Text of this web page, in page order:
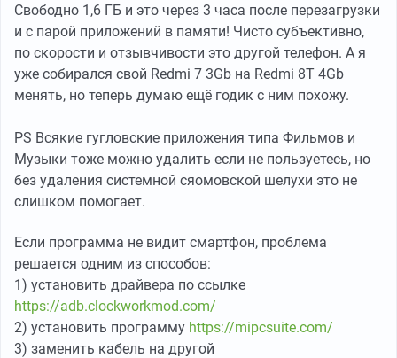
Свободно 1,6 ГБ и это через 3 часа после перезагрузки
и с парой приложений в памяти! Чисто субъективно,
по скорости и отзывчивости это другой телефон. А я
уже собирался свой Redmi 7 3Gb на Redmi 8T 4Gb
менять, но теперь думаю ещё годик с ним похожу.
PS Всякие гугловские приложения типа Фильмов и
Музыки тоже можно удалить если не пользуетесь, но
без удаления системной сяомовской шелухи это не
слишком помогает.
Если программа не видит смартфон, проблема
решается одним из способов:
1) установить драйвера по ссылке
https://adb.clockworkmod.com/
2) установить программу https://mipcsuite.com/
3) заменить кабель на другой